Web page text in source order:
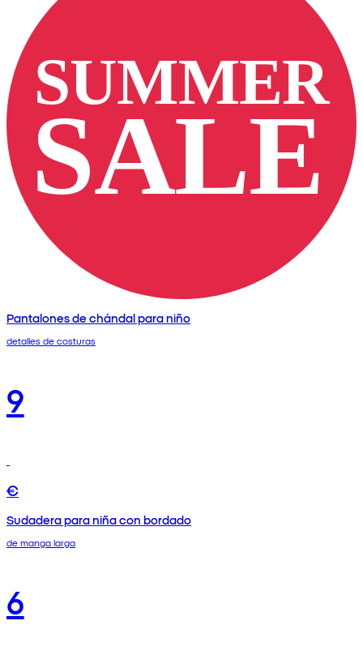
Pantalones de chándal para niño
detalles de costuras
9
€
Sudadera para niña con bordado
de manga larga
6